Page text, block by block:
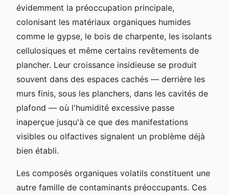
évidemment la préoccupation principale,
colonisant les matériaux organiques humides
comme le gypse, le bois de charpente, les isolants
cellulosiques et même certains revêtements de
plancher. Leur croissance insidieuse se produit
souvent dans des espaces cachés — derrière les
murs finis, sous les planchers, dans les cavités de
plafond — où l'humidité excessive passe
inaperçue jusqu'à ce que des manifestations
visibles ou olfactives signalent un problème déjà
bien établi.
Les composés organiques volatils constituent une
autre famille de contaminants préoccupants. Ces